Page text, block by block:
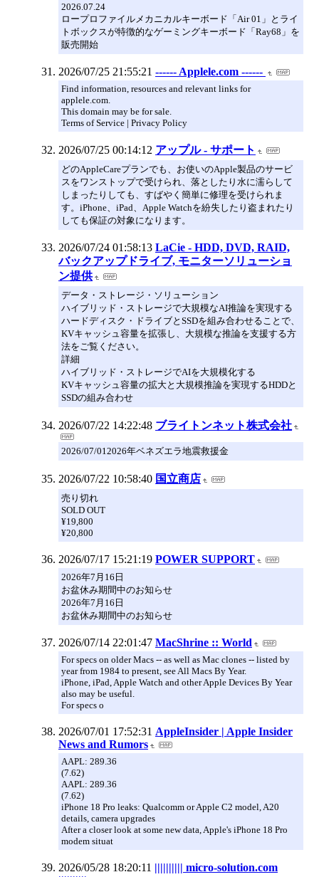
2026.07.24
ロープロファイルメカニカルキーボード「Air 01」とライ
トボックスが特徴的なゲーミングキーボード「Ray68」を
販売開始
2026/07/25 21:55:21 ------ Applele.com ------
Find information, resources and relevant links for
applele.com.
This domain may be for sale.
Terms of Service | Privacy Policy
2026/07/25 00:14:12 アップル - サポート
どのAppleCareプランでも、お使いのApple製品のサービ
スをワンストップで受けられ、落としたり水に濡らして
しまったりしても、すばやく簡単に修理を受けられま
す。iPhone、iPad、Apple Watchを紛失したり盗まれたり
しても保証の対象になります。
2026/07/24 01:58:13 LaCie - HDD, DVD, RAID,
バックアップドライブ, モニターソリューショ
ン提供
データ・ストレージ・ソリューション
ハイブリッド・ストレージで大規模なAI推論を実現する
ハードディスク・ドライブとSSDを組み合わせることで、
KVキャッシュ容量を拡張し、大規模な推論を支援する方
法をご覧ください。
詳細
ハイブリッド・ストレージでAIを大規模化する
KVキャッシュ容量の拡大と大規模推論を実現するHDDと
SSDの組み合わせ
2026/07/22 14:22:48 ブライトンネット株式会社
2026/07/012026年ベネズエラ地震救援金
2026/07/22 10:58:40 国立商店
売り切れ
SOLD OUT
¥19,800
¥20,800
2026/07/17 15:21:19 POWER SUPPORT
2026年7月16日
お盆休み期間中のお知らせ
2026年7月16日
お盆休み期間中のお知らせ
2026/07/14 22:01:47 MacShrine :: World
For specs on older Macs -- as well as Mac clones -- listed by
year from 1984 to present, see All Macs By Year.
iPhone, iPad, Apple Watch and other Apple Devices By Year
also may be useful.
For specs o
2026/07/01 17:52:31 AppleInsider | Apple Insider
News and Rumors
AAPL: 289.36
(7.62)
AAPL: 289.36
(7.62)
iPhone 18 Pro leaks: Qualcomm or Apple C2 model, A20
details, camera upgrades
After a closer look at some new data, Apple's iPhone 18 Pro
modem situat
2026/05/28 18:20:11 |||||||||| micro-solution.com